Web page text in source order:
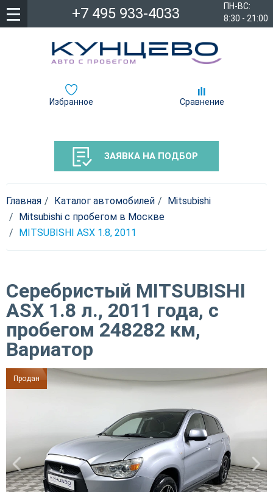
ПН-ВС:
8:30 - 21:00
+7 495 933-4033
Избранное Сравнение
ЗАЯВКА НА ПОДБОР
Главная Каталог автомобилей
Mitsubishi
Mitsubishi с пробегом в Москве
MITSUBISHI ASX 1.8, 2011
Серебристый MITSUBISHI
ASX 1.8 л., 2011 года, с
пробегом 248282 км,
Вариатор
Продан